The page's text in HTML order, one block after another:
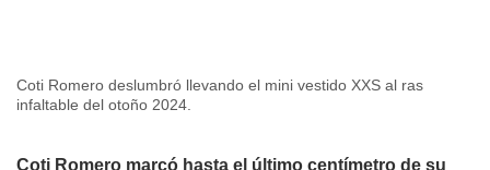
Coti Romero deslumbró llevando el mini vestido XXS al ras
infaltable del otoño 2024.
Coti Romero marcó hasta el último centímetro de su